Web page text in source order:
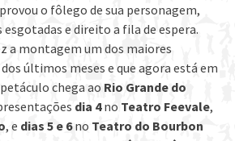
o fôlego de sua personagem,
esgotadas e direito a fila de espera.
a montagem um dos maiores
últimos meses e que agora está em
chega ao Rio Grande do
dia 4no Teatro Feevale,
, e dias 5 e 6no Teatro do Bourbon